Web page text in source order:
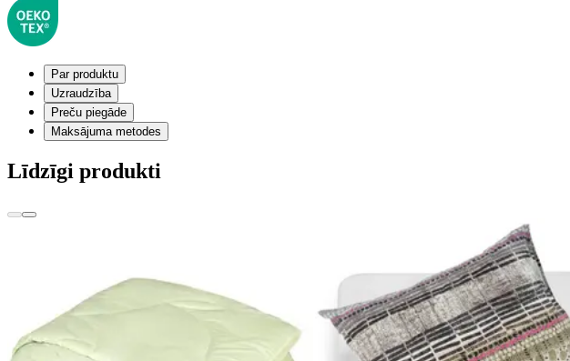
Par produktu
Uzraudzība
Preču piegāde
Maksājuma metodes
Līdzīgi produkti